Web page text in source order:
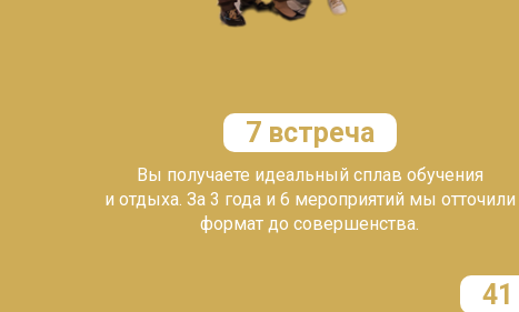
7 встреча
Вы получаете идеальный сплав обучения
и отдыха. За 3 года и 6 мероприятий мы отточили
формат до совершенства.